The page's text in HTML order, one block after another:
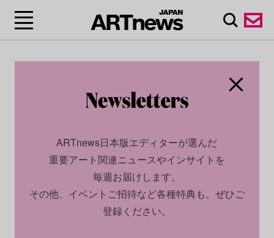
ARTnews日本版エディターが選んだ
重要アート関連ニュースやインサイトを
毎週お届けします。
その他、イベントご招待など各種特典も。ぜひご
登録ください。